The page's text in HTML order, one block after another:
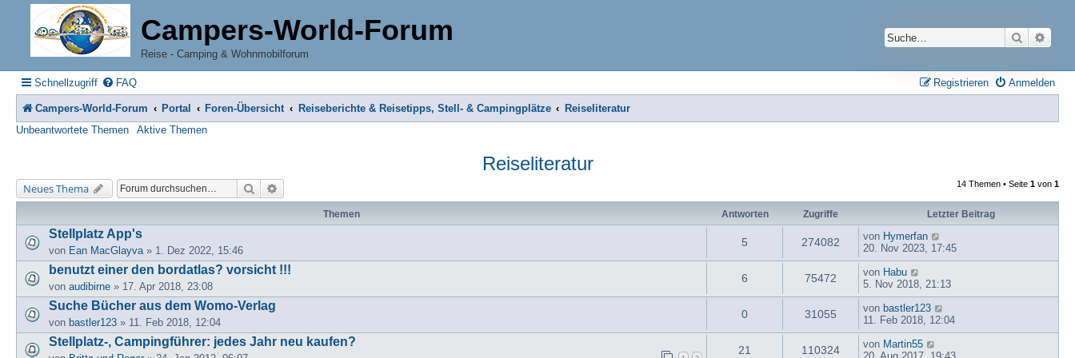
Campers-World-Forum
Reise - Camping & Wohnmobilforum
Suche
Schnellzugriff FAQ Anmelden
Registrieren
Campers-World-Forum Portal Foren-Übersicht Reiseberichte & Reisetipps, Stell- & Campingplätze
Reiseliteratur
Unbeantwortete Themen
Aktive Themen
Reiseliteratur
Neues Thema Suche 14 Themen • Seite 1 von 1
Themen Antworten Zugriffe Letzter Beitrag
Stellplatz App's
von Ean MacGlayva » 1. Dez 2022, 15:46
5 274082 von Hymerfan
20. Nov 2023, 17:45
benutzt einer den bordatlas? vorsicht !!!
von audibirne » 17. Apr 2018, 23:08
6 75472 von Habu
5. Nov 2018, 21:13
Suche Bücher aus dem Womo-Verlag
von bastler123 » 11. Feb 2018, 12:04
0 31055 von bastler123
11. Feb 2018, 12:04
Stellplatz-, Campingführer: jedes Jahr neu kaufen?
21 110324 von Martin55